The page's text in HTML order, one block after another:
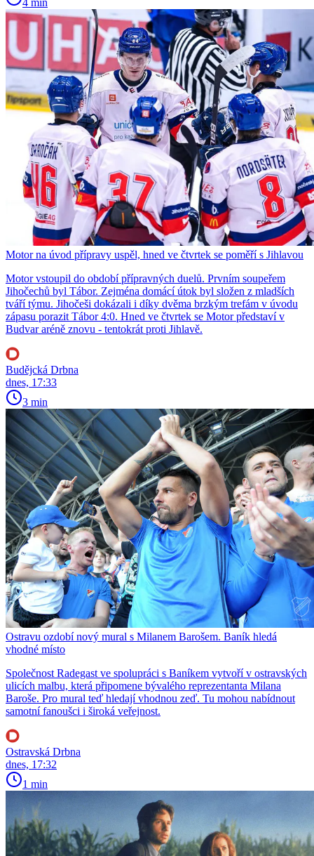
Motor na úvod přípravy uspěl, hned ve čtvrtek se poměří s Jihlavou
Motor vstoupil do období přípravných duelů. Prvním soupeřem
Jihočechů byl Tábor. Zejména domácí útok byl složen z mladších
tváří týmu. Jihočeši dokázali i díky dvěma brzkým trefám v úvodu
zápasu porazit Tábor 4:0. Hned ve čtvrtek se Motor představí v
Budvar aréně znovu - tentokrát proti Jihlavě.
Budějcká Drbna
dnes, 17:33
3 min
Ostravu ozdobí nový mural s Milanem Barošem. Baník hledá
vhodné místo
Společnost Radegast ve spolupráci s Baníkem vytvoří v ostravských
ulicích malbu, která připomene bývalého reprezentanta Milana
Baroše. Pro mural teď hledají vhodnou zeď. Tu mohou nabídnout
samotní fanoušci i široká veřejnost.
Ostravská Drbna
dnes, 17:32
1 min